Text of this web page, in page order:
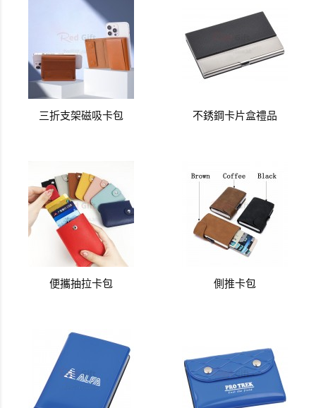
三折支架磁吸卡包 不銹鋼卡片盒禮品
便攜抽拉卡包 側推卡包